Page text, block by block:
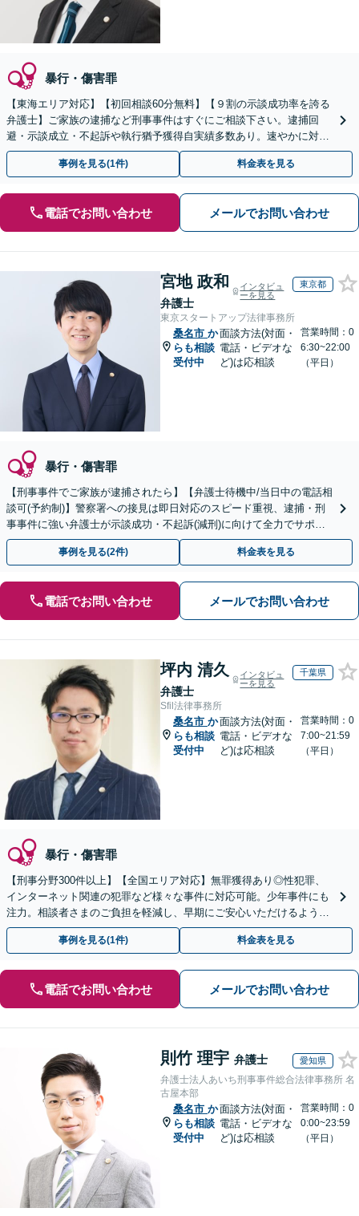
暴行・傷害罪
【東海エリア対応】【初回相談60分無料】【９割の示談成功率を誇る
弁護士】ご家族の逮捕など刑事事件はすぐにご相談下さい。逮捕回
避・示談成立・不起訴や執行猶予獲得自実績多数あり。速やかに対応
し最善の解決を目指します。【当日・夜間や土日祝対応可】
事例を見る(1件) 料金表を見る
電話でお問い合わせ メールでお問い合わせ
宮地 政和
弁護士
インタビュ
ーを見る
東京都
東京スタートアップ法律事務所
桑名市 か
らも相談
受付中
面談方法(対面・
電話・ビデオな
ど)は応相談
営業時間：0
6:30~22:00
（平日）
暴行・傷害罪
【刑事事件でご家族が逮捕されたら】【弁護士待機中/当日中の電話相
談可(予約制)】警察署への接見は即日対応のスピード重視、逮捕・刑
事事件に強い弁護士が示談成功・不起訴(減刑)に向けて全力でサポー
トします。【加害者側の相談専門】
事例を見る(2件) 料金表を見る
電話でお問い合わせ メールでお問い合わせ
坪内 清久
弁護士
インタビュ
ーを見る
千葉県
Sfil法律事務所
桑名市 か
らも相談
受付中
面談方法(対面・
電話・ビデオな
ど)は応相談
営業時間：0
7:00~21:59
（平日）
暴行・傷害罪
【刑事分野300件以上】【全国エリア対応】無罪獲得あり◎性犯罪、
インターネット関連の犯罪など様々な事件に対応可能。少年事件にも
注力。相談者さまのご負担を軽減し、早期にご安心いただけるよう尽
力します【遠方のご依頼可】【裁判員裁判の経験あり】
事例を見る(1件) 料金表を見る
電話でお問い合わせ メールでお問い合わせ
則竹 理宇 弁護士 愛知県
弁護士法人あいち刑事事件総合法律事務所 名
古屋本部
桑名市 か
らも相談
受付中
面談方法(対面・
電話・ビデオな
ど)は応相談
営業時間：0
0:00~23:59
（平日）